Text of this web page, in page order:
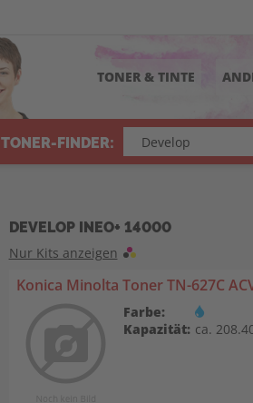
TONER & TINTE
TONER-FINDER:
DEVELOP INEO+ 14000
Nur Kits anzeigen
Konica Minolta Toner TN-627C
Farbe:
Kapazität: ca.